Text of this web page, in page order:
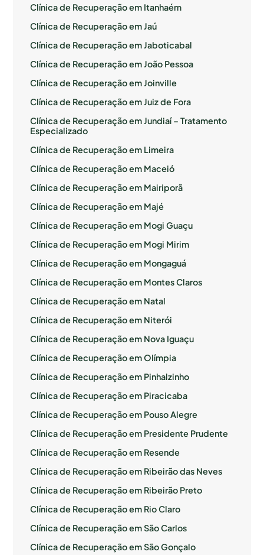
Clínica de Recuperação em Itanhaém
Clínica de Recuperação em Jaú
Clínica de Recuperação em Jaboticabal
Clínica de Recuperação em João Pessoa
Clínica de Recuperação em Joinville
Clínica de Recuperação em Juiz de Fora
Clínica de Recuperação em Jundiaí – Tratamento
Especializado
Clínica de Recuperação em Limeira
Clínica de Recuperação em Maceió
Clínica de Recuperação em Mairiporã
Clínica de Recuperação em Majé
Clínica de Recuperação em Mogi Guaçu
Clínica de Recuperação em Mogi Mirim
Clínica de Recuperação em Mongaguá
Clínica de Recuperação em Montes Claros
Clínica de Recuperação em Natal
Clínica de Recuperação em Niterói
Clínica de Recuperação em Nova Iguaçu
Clínica de Recuperação em Olímpia
Clínica de Recuperação em Pinhalzinho
Clínica de Recuperação em Piracicaba
Clínica de Recuperação em Pouso Alegre
Clínica de Recuperação em Presidente Prudente
Clínica de Recuperação em Resende
Clínica de Recuperação em Ribeirão das Neves
Clínica de Recuperação em Ribeirão Preto
Clínica de Recuperação em Rio Claro
Clínica de Recuperação em São Carlos
Clínica de Recuperação em São Gonçalo